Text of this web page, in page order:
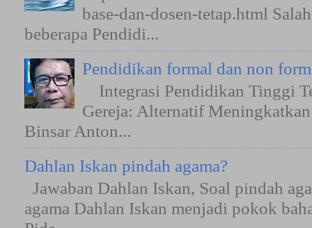
base-dan-dosen-tetap.html
beberapa Pendidi...
Pendidikan formal dan non
Integrasi Pendidikan Tinggi
Gereja: Alternatif
Binsar Anton...
Dahlan Iskan pindah agama?
Jawaban Dahlan Iskan, Soal pindah
agama Dahlan Iskan menjadi pokok